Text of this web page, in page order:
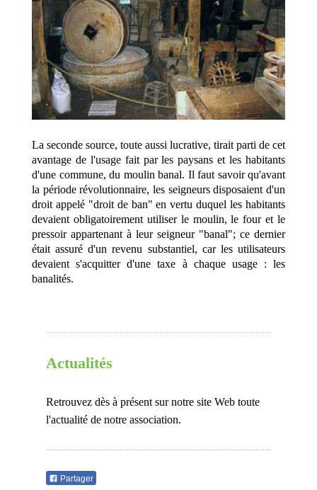
La seconde source, toute aussi lucrative, tirait parti de cet
avantage de l'usage fait par les paysans et les habitants
d'une commune, du moulin banal. Il faut savoir qu'avant
la période révolutionnaire, les seigneurs disposaient d'un
droit appelé "droit de ban" en vertu duquel les habitants
devaient obligatoirement utiliser le moulin, le four et le
pressoir appartenant à leur seigneur "banal"; ce dernier
était assuré d'un revenu substantiel, car les utilisateurs
devaient s'acquitter d'une taxe à chaque usage : les
banalités.
Actualités
Retrouvez dès à présent sur notre site Web toute
l'actualité de notre association.
Partager